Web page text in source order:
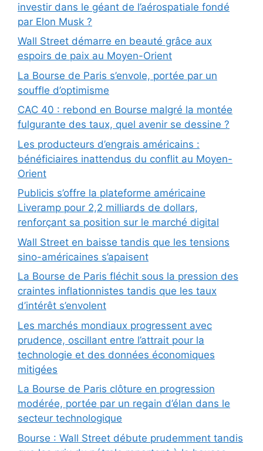
investir dans le géant de l’aérospatiale fondé
par Elon Musk ?
Wall Street démarre en beauté grâce aux
espoirs de paix au Moyen-Orient
La Bourse de Paris s’envole, portée par un
souffle d’optimisme
CAC 40 : rebond en Bourse malgré la montée
fulgurante des taux, quel avenir se dessine ?
Les producteurs d’engrais américains :
bénéficiaires inattendus du conflit au Moyen-
Orient
Publicis s’offre la plateforme américaine
Liveramp pour 2,2 milliards de dollars,
renforçant sa position sur le marché digital
Wall Street en baisse tandis que les tensions
sino-américaines s’apaisent
La Bourse de Paris fléchit sous la pression des
craintes inflationnistes tandis que les taux
d’intérêt s’envolent
Les marchés mondiaux progressent avec
prudence, oscillant entre l’attrait pour la
technologie et des données économiques
mitigées
La Bourse de Paris clôture en progression
modérée, portée par un regain d’élan dans le
secteur technologique
Bourse : Wall Street débute prudemment tandis